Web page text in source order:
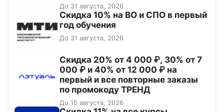
До 31 августа, 2026
Скидка 10% на ВО и СПО в первый
год обучения
До 31 августа, 2026
Скидка 20% от 4 000 ₽, 30% от 7
000 ₽ и 40% от 12 000 ₽ на
первый и все повторные заказы
по промокоду ТРЕНД
До 15 августа, 2026